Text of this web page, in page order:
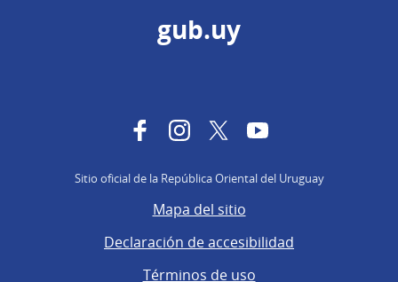
gub.uy
FacebookInstagram
TwitterYouTube
Sitio oficial de la República Oriental del Uruguay
Mapa del sitio
Declaración de accesibilidad
Términos de uso